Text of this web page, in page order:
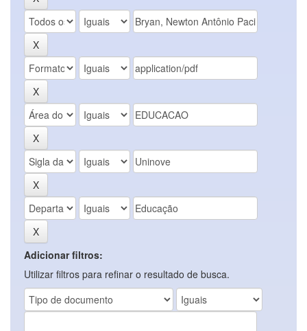
Adicionar filtros:
Utilizar filtros para refinar o resultado de busca.